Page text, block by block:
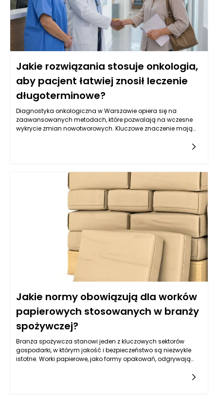
Jakie rozwiązania stosuje onkologia,
aby pacjent łatwiej znosił leczenie
długoterminowe?
Diagnostyka onkologiczna w Warszawie opiera się na
zaawansowanych metodach, które pozwalają na wczesne
wykrycie zmian nowotworowych. Kluczowe znaczenie mają
tym oznaczenia markerów nowotworowych w krwi, które mogą
wskazywać na obecność choroby. W Warszawie, dzięki
postępowi w dziedzinie genetyki, coraz częściej stosuje się
również badania molekularne, które identyfikują mutacje
genów związanych z nowotworami, co pozwala na bardziej
spersonalizowane podejście do leczenia. Kluczowe jest
zrozumienie, że wczesne wykrycie choroby zwiększa szanse na
skuteczne leczenie oraz poprawia komfort życia pacjentów.
Jakie normy obowiązują dla worków
papierowych stosowanych w branży
spożywczej?
Branża spożywcza stanowi jeden z kluczowych sektorów
gospodarki, w którym jakość i bezpieczeństwo są niezwykle
istotne. Worki papierowe, jako formy opakowań, odgrywają
przechowywania produktów spożywczych. W związku z tym,